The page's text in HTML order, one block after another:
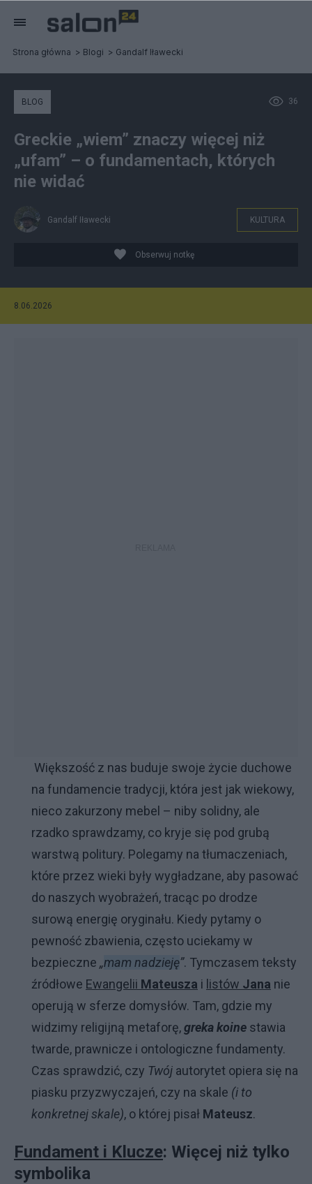
Strona główna Blogi Gandalf Iławecki
36
BLOG
Greckie „wiem” znaczy więcej niż
„ufam” – o fundamentach, których
nie widać
Gandalf Iławecki KULTURA
Obserwuj notkę
8.06.2026
Większość z nas buduje swoje życie duchowe
na fundamencie tradycji, która jest jak wiekowy,
nieco zakurzony mebel – niby solidny, ale
rzadko sprawdzamy, co kryje się pod grubą
warstwą politury. Polegamy na tłumaczeniach,
które przez wieki były wygładzane, aby pasować
do naszych wyobrażeń, tracąc po drodze
surową energię oryginału. Kiedy pytamy o
pewność zbawienia, często uciekamy w
bezpieczne „mam nadzieję”. Tymczasem teksty
źródłowe Ewangelii Mateusza i listów Jana nie
operują w sferze domysłów. Tam, gdzie my
widzimy religijną metaforę,greka koine stawia
twarde, prawnicze i ontologiczne fundamenty.
Czas sprawdzić, czy Twój autorytet opiera się na
piasku przyzwyczajeń, czy na skale (i to
konkretnej skale), o której pisał Mateusz.
Fundament i Klucze: Więcej niż tylko
symbolika